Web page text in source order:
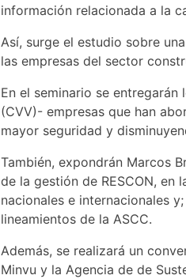
información relacionada a la
Así, surge el estudio sobre
las empresas del sector
En el seminario se
(CVV)- empresas que han
mayor seguridad y
También, expondrán Marcos
de la gestión de RESCON, en
nacionales e internacionales
lineamientos de la ASCC.
Además, se realizará un
Minvu y la Agencia de de